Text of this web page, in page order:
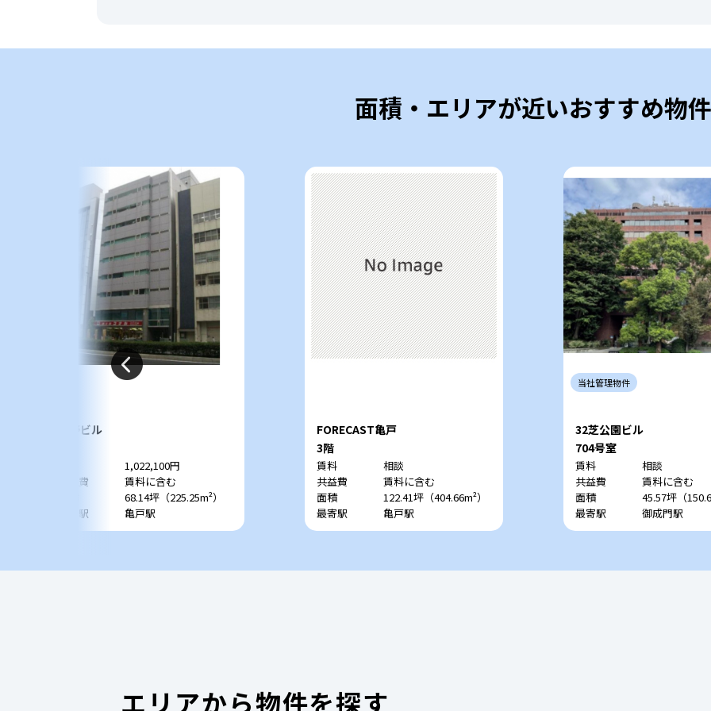
面積・エリアが近いおすすめ物件
飯野ビル
1,022,100円
共益費
賃料に含む
68.14坪（225.25m²）
最寄駅
亀戸駅
FORECAST亀戸
3階
賃料
相談
共益費
賃料に含む
面積
122.41坪（404.66m²）
最寄駅
亀戸駅
当社管理物件
32芝公園ビル
704号室
賃料
相談
共益費
賃料に含む
面積
45.57坪（
最寄駅
御成門駅
エリアから物件を探す